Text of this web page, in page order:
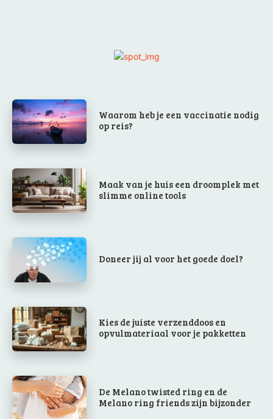
Waarom heb je een vaccinatie nodig
op reis?
Maak van je huis een droomplek met
slimme online tools
Doneer jij al voor het goede doel?
Kies de juiste verzenddoos en
opvulmateriaal voor je pakketten
De Melano twisted ring en de
Melano ring friends zijn bijzonder